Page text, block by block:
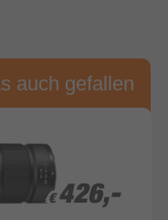
auch gefallen
€ 426,-
€ 426,-